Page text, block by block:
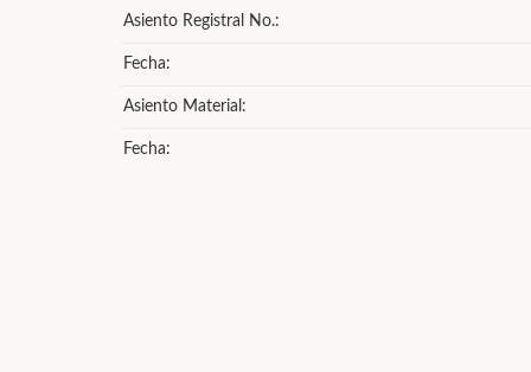
Asiento Registral No.:
Fecha:
Asiento Material:
Fecha: